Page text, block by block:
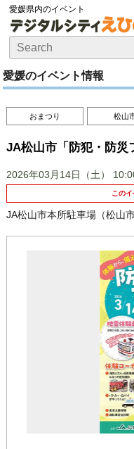
愛媛県内のイベント
愛媛のイベント情報
おまつり 松山
JA松山市「防犯・防災
2026年03月14日（土）
この
JA松山市本所駐車場（松山